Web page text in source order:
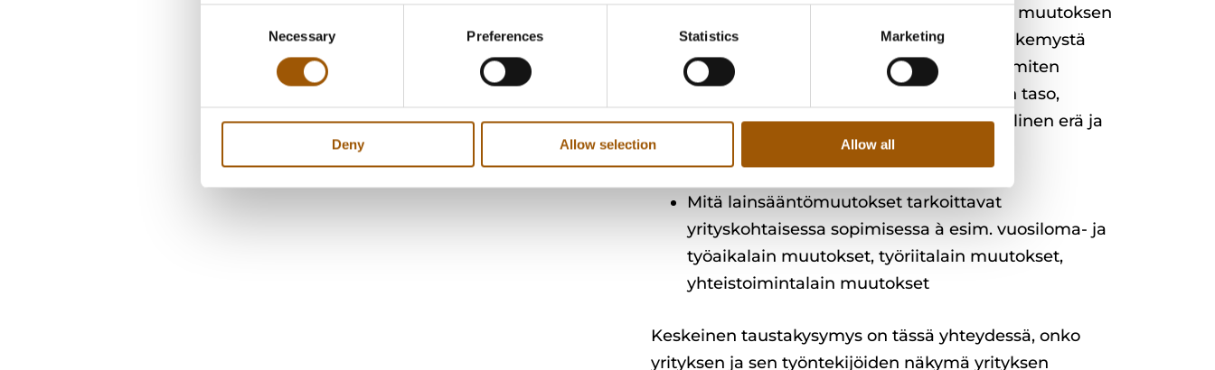
Necessary Preferences Statistics Marketing
Deny Allow selection Allow all
jakson ajan esimerkiksi sen vuoksi, ettei muutoksen
vaikutuksien arvioinnista ole yhteistä näkemystä
Mikä on yrityksen palkankorotusvara ja miten
korotus toteutetaan à palkankorotuksen taso,
palkankorotustapa (yleiskorotus / paikallinen erä ja
sen jakotapa), mahdolliset muut keinot
Mitä lainsääntömuutokset tarkoittavat
yrityskohtaisessa sopimisessa à esim. vuosiloma- ja
työaikalain muutokset, työriitalain muutokset,
yhteistoimintalain muutokset
Keskeinen taustakysymys on tässä yhteydessä, onko
yrityksen ja sen työntekijöiden näkymä yrityksen